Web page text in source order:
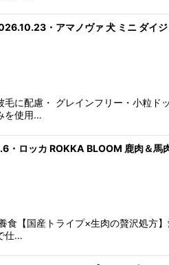
・アマノヴァ 犬 ミニ ダイ
毛に配慮・ グレインフリー・小粒
を使用…
・ロッカ ROKKA BLOOM 鹿肉＆
食【国産トライプ×生肉の贅沢処方
仕…